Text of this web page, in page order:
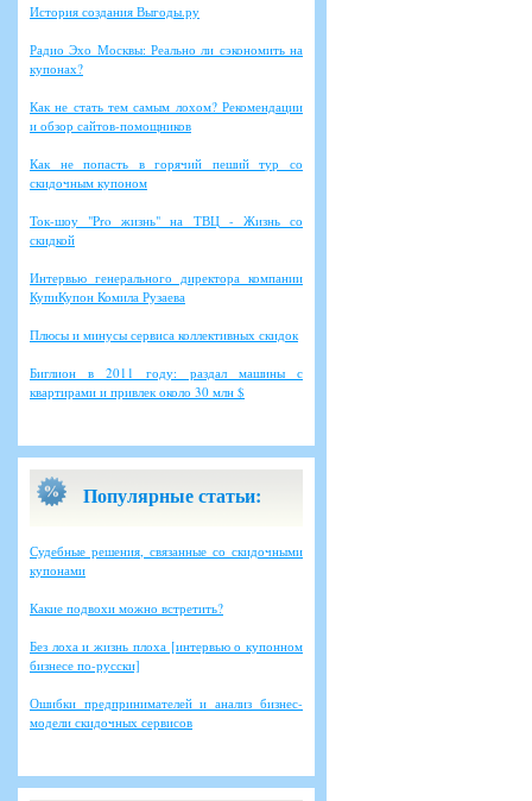
История создания Выгоды.ру
Радио Эхо Москвы: Реально ли сэкономить на
купонах?
Как не стать тем самым лохом? Рекомендации
и обзор сайтов-помощников
Как не попасть в горячий пеший тур со
скидочным купоном
Ток-шоу "Pro жизнь" на ТВЦ - Жизнь со
скидкой
Интервью генерального директора компании
КупиКупон Комила Рузаева
Плюсы и минусы сервиса коллективных скидок
Биглион в 2011 году: раздал машины с
квартирами и привлек около 30 млн $
Популярные статьи:
Судебные решения, связанные со скидочными
купонами
Какие подвохи можно встретить?
Без лоха и жизнь плоха [интервью о купонном
бизнесе по-русски]
Ошибки предпринимателей и анализ бизнес-
модели скидочных сервисов